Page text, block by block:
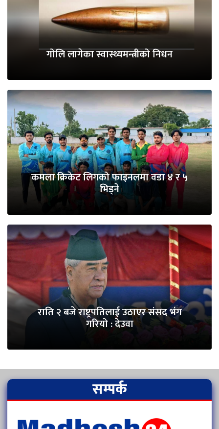
गोलि लागेका स्वास्थ्यमन्त्रीको निधन
कमला क्रिकेट लिगको फाइनलमा वडा ४ र ५
भिड्ने
राति २ बजे राष्ट्रपतिलाई उठाएर संसद भंग
गरियो : देउवा
सम्पर्क